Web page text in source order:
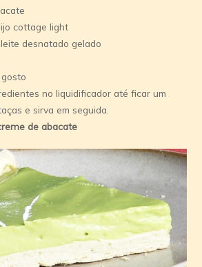
cottage light
desnatado gelado
no liquidificador até ficar um
e sirva em seguida.
de abacate